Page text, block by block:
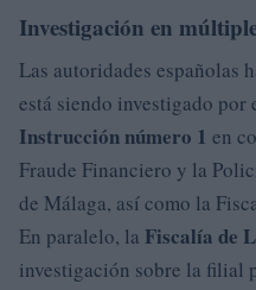
Investigación en
Las autoridades españolas
está siendo investigado por
Instrucción número 1 en
Fraude Financiero y la
de Málaga, así como la
En paralelo, la Fiscalía de
investigación sobre la filial